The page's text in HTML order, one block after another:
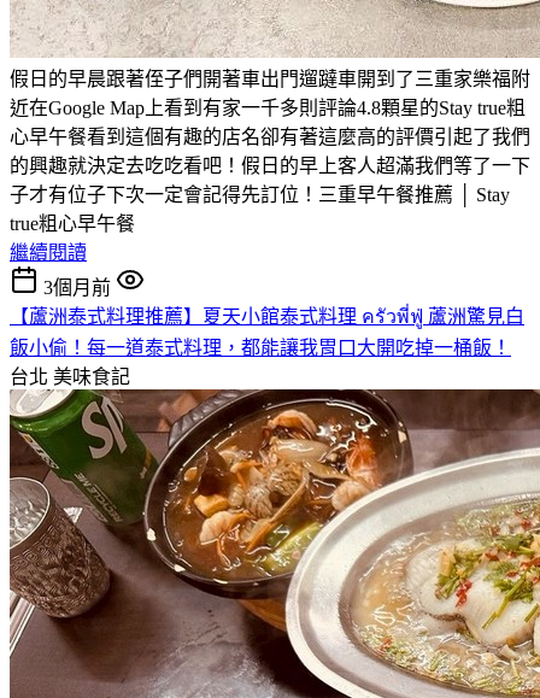
假日的早晨跟著侄子們開著車出門遛躂車開到了三重家樂福附
近在Google Map上看到有家一千多則評論4.8顆星的Stay true粗
心早午餐看到這個有趣的店名卻有著這麼高的評價引起了我們
的興趣就決定去吃吃看吧！假日的早上客人超滿我們等了一下
子才有位子下次一定會記得先訂位！三重早午餐推薦 │ Stay
true粗心早午餐
繼續閱讀
3個月前
【蘆洲泰式料理推薦】夏天小館泰式料理 ครัวพี่ฟู่ 蘆洲驚見白
飯小偷！每一道泰式料理，都能讓我胃口大開吃掉一桶飯！
台北 美味食記